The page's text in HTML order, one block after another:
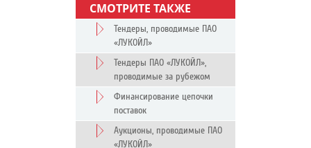
СМОТРИТЕ ТАКЖЕ
Тендеры, проводимые ПАО
«ЛУКОЙЛ»
Тендеры ПАО «ЛУКОЙЛ»,
проводимые за рубежом
Финансирование цепочки
поставок
Аукционы, проводимые ПАО
«ЛУКОЙЛ»